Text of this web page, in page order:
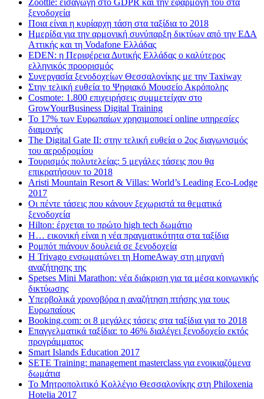
Zoottle: εισαγωγή στο GDPR και την εφαρμογή του στα
ξενοδοχεία
Ποια είναι η κυρίαρχη τάση στα ταξίδια το 2018
Ημερίδα για την αρμονική συνύπαρξη δικτύων από την ΕΔΑ
Αττικής και τη Vodafone Ελλάδας
EDEN: η Περιφέρεια Δυτικής Ελλάδας ο καλύτερος
ελληνικός προορισμός
Συνεργασία ξενοδοχείων Θεσσαλονίκης με την Taxiway
Στην τελική ευθεία το Ψηφιακό Μουσείο Ακρόπολης
Cosmote: 1.800 επιχειρήσεις συμμετείχαν στο
GrowYourBusiness Digital Training
Το 17% των Ευρωπαίων χρησιμοποιεί online υπηρεσίες
διαμονής
The Digital Gate II: στην τελική ευθεία ο 2ος διαγωνισμός
του αεροδρομίου
Τουρισμός πολυτελείας: 5 μεγάλες τάσεις που θα
επικρατήσουν το 2018
Aristi Mountain Resort & Villas: World’s Leading Eco-Lodge
2017
Οι πέντε τάσεις που κάνουν ξεχωριστά τα θεματικά
ξενοδοχεία
Hilton: έρχεται τo πρώτο high tech δωμάτιο
Η… εικονική είναι η νέα πραγματικότητα στα ταξίδια
Ρομπότ πιάνουν δουλειά σε ξενοδοχεία
Η Trivago ενσωματώνει τη HomeAway στη μηχανή
αναζήτησης της
Spetses Mini Marathon: νέα διάκριση για τα μέσα κοινωνικής
δικτύωσης
Υπερβολικά χρονοβόρα η αναζήτηση πτήσης για τους
Ευρωπαίους
Booking.com: οι 8 μεγάλες τάσεις στα ταξίδια για το 2018
Επαγγελματικά ταξίδια: το 46% διαλέγει ξενοδοχείο εκτός
προγράμματος
Smart Islands Education 2017
SETE Training: management masterclass για ενοικιαζόμενα
δωμάτια
Το Μητροπολιτικό Κολλέγιο Θεσσαλονίκης στη Philoxenia
Hotelia 2017